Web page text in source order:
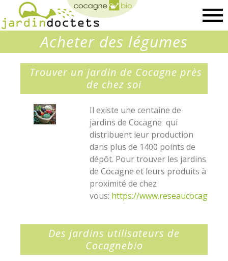
Acheter des légumes
Trouver un jardin de Cocagne près
de chez soi
Il existe une centaine de
jardins de Cocagne qui
distribuent leur production
dans plus de 1400 points de
dépôt. Pour trouver les jardins
de Cocagne et leurs produits à
proximité de chez
vous: https://
Des jardins utilisateurs de
Cocagnebio